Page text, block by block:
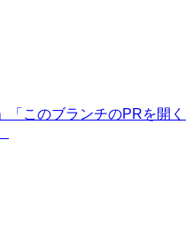
このブランチのPRを